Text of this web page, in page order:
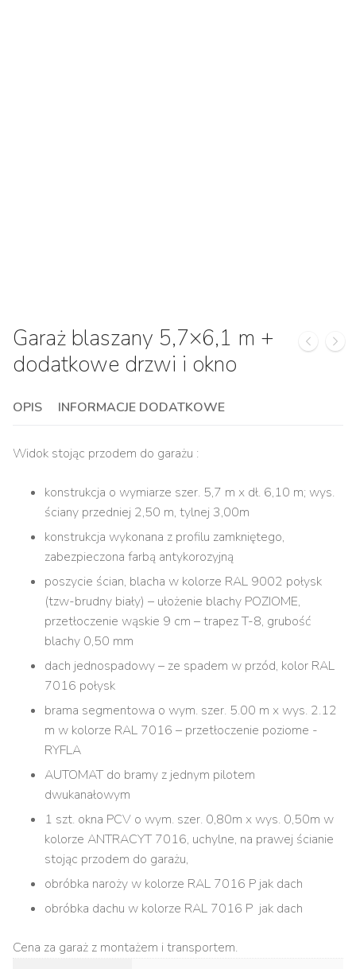
Garaż blaszany 5,7×6,1 m +
dodatkowe drzwi i okno
OPIS INFORMACJE DODATKOWE
Widok stojąc przodem do garażu :
konstrukcja o wymiarze szer. 5,7 m x dł. 6,10 m; wys.
ściany przedniej 2,50 m, tylnej 3,00m
konstrukcja wykonana z profilu zamkniętego,
zabezpieczona farbą antykorozyjną
poszycie ścian, blacha w kolorze RAL 9002 połysk
(tzw-brudny biały) – ułożenie blachy POZIOME,
przetłoczenie wąskie 9 cm – trapez T-8, grubość
blachy 0,50 mm
dach jednospadowy – ze spadem w przód, kolor RAL
7016 połysk
brama segmentowa o wym. szer. 5.00 m x wys. 2.12
m w kolorze RAL 7016 – przetłoczenie poziome -
RYFLA
AUTOMAT do bramy z jednym pilotem
dwukanałowym
1 szt. okna PCV o wym. szer. 0,80m x wys. 0,50m w
kolorze ANTRACYT 7016, uchylne, na prawej ścianie
stojąc przodem do garażu,
obróbka naroży w kolorze RAL 7016 P jak dach
obróbka dachu w kolorze RAL 7016 P jak dach
Cena za garaż z montażem i transportem.